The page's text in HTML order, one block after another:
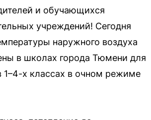
и обучающихся
учреждений! Сегодня
наружного воздуха
в школах города Тюмени для
х классах в очном режиме